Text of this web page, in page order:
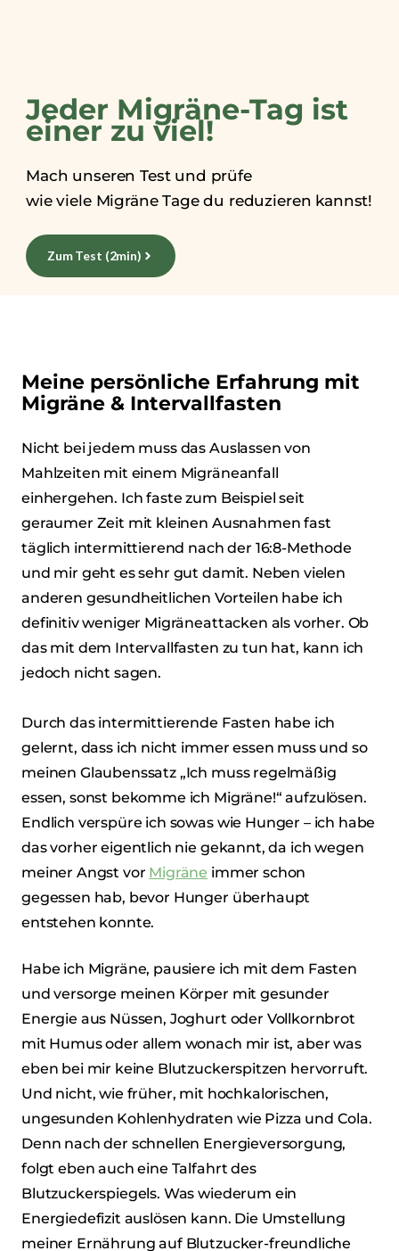
Jeder Migräne-Tag ist
einer zu viel!​
Mach unseren Test und prüfe
wie viele Migräne Tage du reduzieren kannst!
Zum Test (2min)
Meine persönliche Erfahrung mit
Migräne & Intervallfasten
Nicht bei jedem muss das Auslassen von
Mahlzeiten mit einem Migräneanfall
einhergehen. Ich faste zum Beispiel seit
geraumer Zeit mit kleinen Ausnahmen fast
täglich intermittierend nach der 16:8-Methode
und mir geht es sehr gut damit. Neben vielen
anderen gesundheitlichen Vorteilen habe ich
definitiv weniger Migräneattacken als vorher. Ob
das mit dem Intervallfasten zu tun hat, kann ich
jedoch nicht sagen.
Durch das intermittierende Fasten habe ich
gelernt, dass ich nicht immer essen muss und so
meinen Glaubenssatz „Ich muss regelmäßig
essen, sonst bekomme ich Migräne!“ aufzulösen.
Endlich verspüre ich sowas wie Hunger – ich habe
das vorher eigentlich nie gekannt, da ich wegen
meiner Angst vor Migräne immer schon
gegessen hab, bevor Hunger überhaupt
entstehen konnte.
Habe ich Migräne, pausiere ich mit dem Fasten
und versorge meinen Körper mit gesunder
Energie aus Nüssen, Joghurt oder Vollkornbrot
mit Humus oder allem wonach mir ist, aber was
eben bei mir keine Blutzuckerspitzen hervorruft.
Und nicht, wie früher, mit hochkalorischen,
ungesunden Kohlenhydraten wie Pizza und Cola.
Denn nach der schnellen Energieversorgung,
folgt eben auch eine Talfahrt des
Blutzuckerspiegels. Was wiederum ein
Energiedefizit auslösen kann. Die Umstellung
meiner Ernährung auf Blutzucker-freundliche